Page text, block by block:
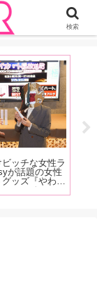
イト内のリンクには
ります
ッチな女性ラ
が話題の女性
ッズ『やわら
ァースト』の
検索